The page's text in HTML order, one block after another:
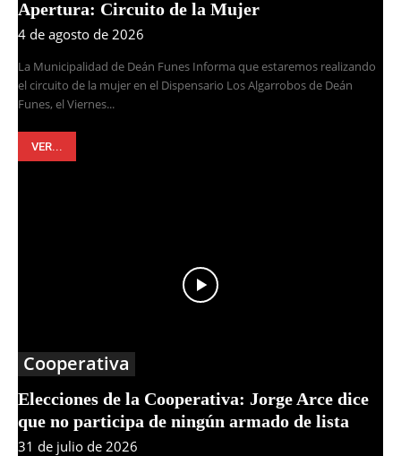
Apertura: Circuito de la Mujer
4 de agosto de 2026
La Municipalidad de Deán Funes Informa que estaremos realizando
el circuito de la mujer en el Dispensario Los Algarrobos de Deán
Funes, el Viernes...
VER...
Cooperativa
Elecciones de la Cooperativa: Jorge Arce dice
que no participa de ningún armado de lista
31 de julio de 2026